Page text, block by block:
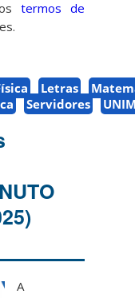
termos de
Letras
Servidores
A